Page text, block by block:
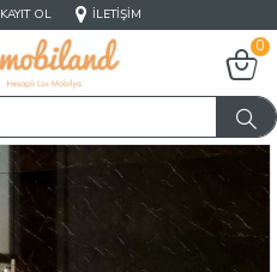
KAYIT OL İLETIŞIM
0